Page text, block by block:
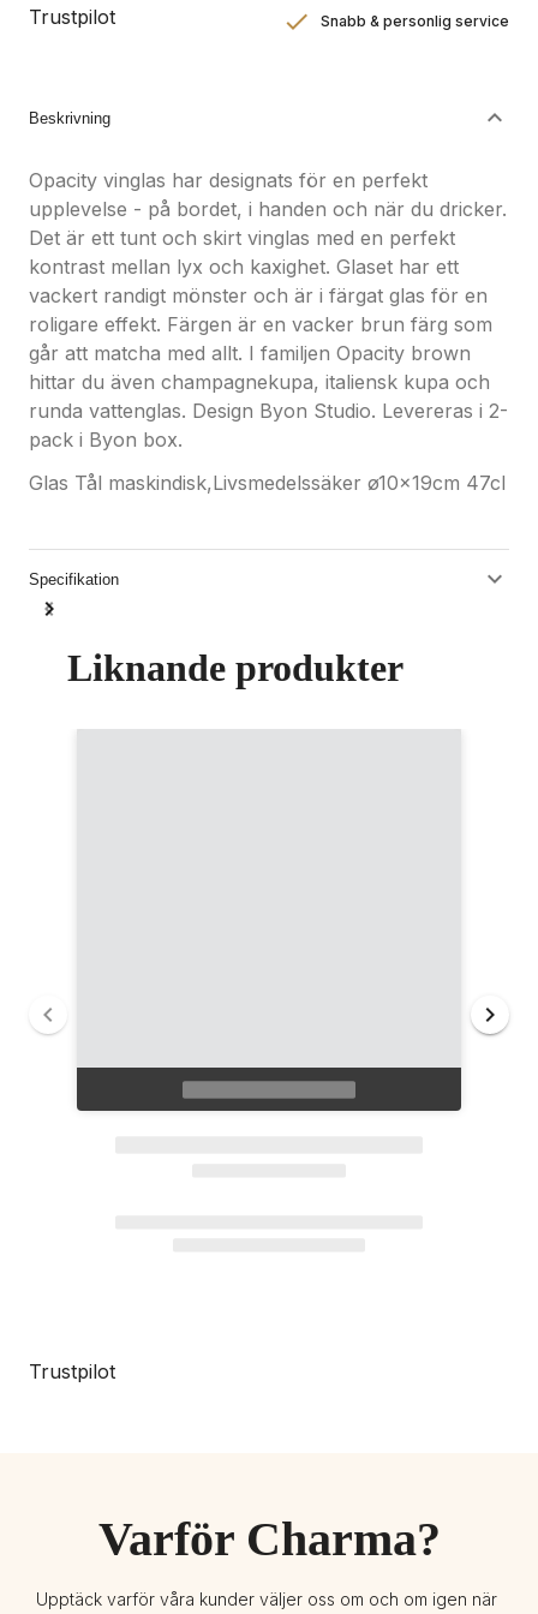
Trustpilot Snabb & personlig service
Beskrivning
Opacity vinglas har designats för en perfekt
upplevelse - på bordet, i handen och när du dricker.
Det är ett tunt och skirt vinglas med en perfekt
kontrast mellan lyx och kaxighet. Glaset har ett
vackert randigt mönster och är i färgat glas för en
roligare effekt. Färgen är en vacker brun färg som
går att matcha med allt. I familjen Opacity brown
hittar du även champagnekupa, italiensk kupa och
runda vattenglas. Design Byon Studio. Levereras i 2-
pack i Byon box.
Glas Tål maskindisk,Livsmedelssäker ø10x19cm 47cl
Specifikation
Liknande produkter
Trustpilot
Varför Charma?
Upptäck varför våra kunder väljer oss om och om igen när